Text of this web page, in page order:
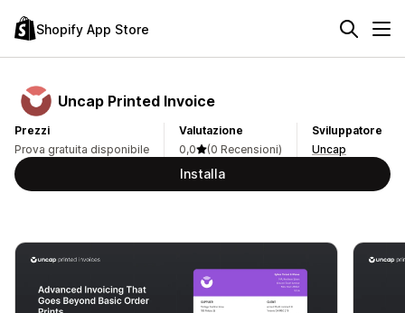
Shopify App Store
Uncap Printed Invoice
Prezzi
Prova gratuita disponibile
Valutazione
0,0
(0 Recensioni)
Sviluppatore
Uncap
Installa